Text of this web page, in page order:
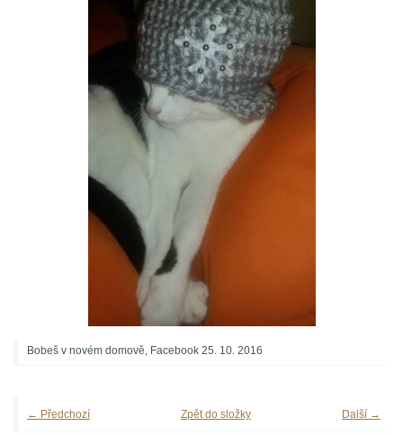
Bobeš v novém domově, Facebook 25. 10. 2016
← Předchozí Další →
Zpět do složky